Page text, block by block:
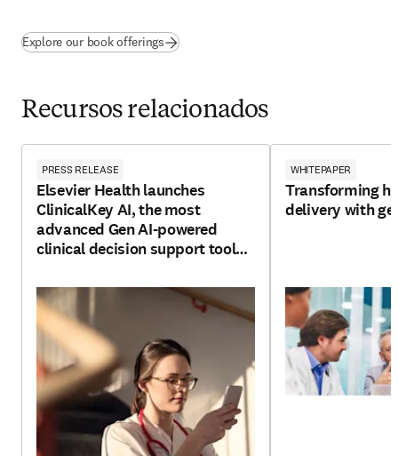
Explore our book offerings(abre em uma nova guia/janela
Recursos relacionados
PRESS RELEASE
Elsevier Health launches
ClinicalKey AI, the most
advanced Gen AI-powered
clinical decision support tool
WHITEPAPER
Transforming
delivery with